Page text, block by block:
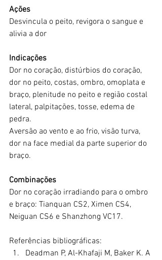
Ações
Desvincula o peito, revigora o sangue e
alivia a dor
Indicações
Dor no coração, distúrbios do coração,
dor no peito, costas, ombro, omoplata e
braço, plenitude no peito e região costal
lateral, palpitações, tosse, edema de
pedra.
Aversão ao vento e ao frio, visão turva,
dor na face medial da parte superior do
braço.
Combinações
Dor no coração irradiando para o ombro
e braço: Tianquan CS2, Ximen CS4,
Neiguan CS6 e Shanzhong VC17.
Referências bibliográficas:
Deadman P, Al-Khafaji M, Baker K. A